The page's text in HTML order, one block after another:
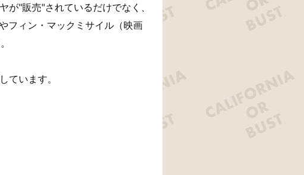
が"販売"されているだけでなく、
フィン・マックミサイル（映画
ています。